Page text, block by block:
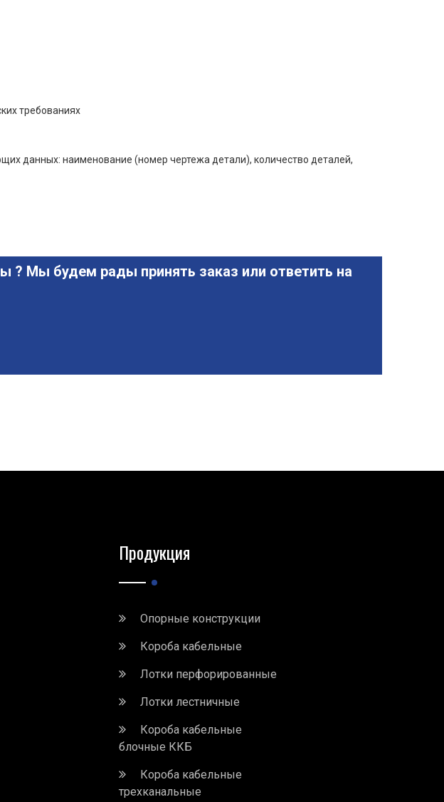
требованиях
данных: наименование (номер чертежа детали), количество деталей,
? Мы будем рады принять заказ или ответить на
Продукция
Опорные конструкции
Короба кабельные
Лотки перфорированные
Лотки лестничные
Короба кабельные
блочные ККБ
Короба кабельные
трехканальные